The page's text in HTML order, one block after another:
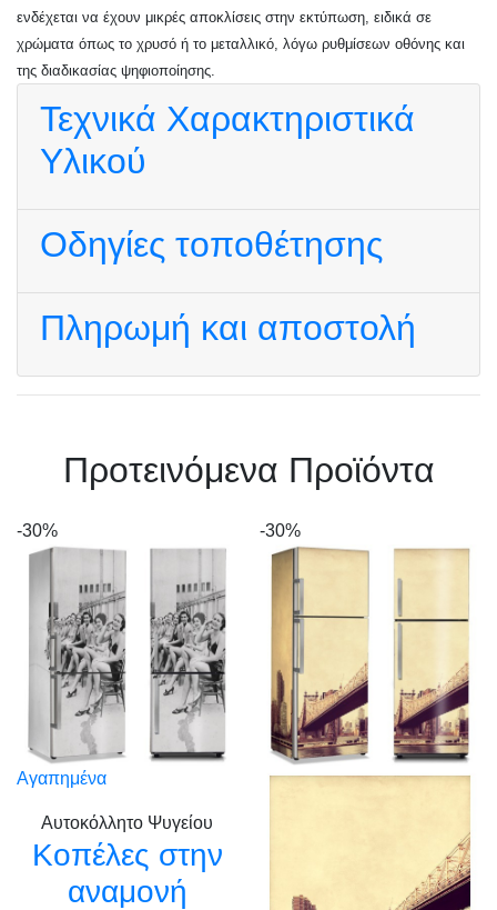
ενδέχεται να έχουν μικρές αποκλίσεις στην εκτύπωση, ειδικά σε
χρώματα όπως το χρυσό ή το μεταλλικό, λόγω ρυθμίσεων οθόνης και
της διαδικασίας ψηφιοποίησης.
Τεχνικά Χαρακτηριστικά
Υλικού
Οδηγίες τοποθέτησης
Πληρωμή και αποστολή
Πρoτεινόμενα Προϊόντα
-30%
Αγαπημένα
Αυτοκόλλητο Ψυγείου
Κοπέλες στην
αναμονή
-30%